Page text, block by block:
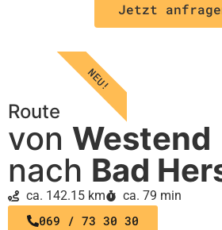
Route
von Westend
nach Bad
ca. 142.15 km ca. 79 min
069 / 73 30 30
Jetzt
NEU!